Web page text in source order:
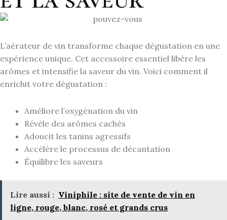
L’aérateur de vin transforme chaque dégustation en une
expérience unique. Cet accessoire essentiel libère les
arômes et intensifie la saveur du vin. Voici comment il
enrichit votre dégustation :
Améliore l’oxygénation du vin
Révèle des arômes cachés
Adoucit les tanins agressifs
Accélère le processus de décantation
Équilibre les saveurs
Lire aussi : Viniphile : site de vente de vin en
ligne, rouge, blanc, rosé et grands crus